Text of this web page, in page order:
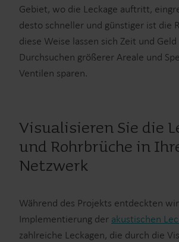
Gebiet, wo die Leckage auftritt,
desto schneller und günstiger ist die
diese Weise lassen sich Zeit und Geld
Durchsuchen größerer Areale und
Ventilen sparen.
Visualisieren Sie die
und Rohrbrüche in
Netzwerk
Während des Projekts entdeckten
Implementierung der akustischen
zahlreiche Leckagen, die durch die